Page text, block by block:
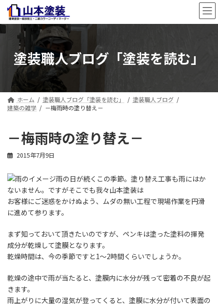
テ
ン
プ
ゲ
ー
動
塗装職人ブログ「塗装を読む」
ホーム 塗装職人ブログ「塗装を読む」
塗装職人ブログ
建築の雑学
－梅雨時の塗り替え－
－梅雨時の塗り替え－
2015年7月9日
雨の日が続くこの季節。塗り替え工事も雨にはか
ないません。 ですがそこでも我々山本塗装は
お客様にご迷惑をかけぬよう、 ムダの無い工程で現場作業を円滑
に進めて参ります。
まず知っておいて頂きたいのですが、 ペンキは塗った塗料の揮発
成分が乾燥して塗膜となります。
乾燥時間は、今の季節ですと1～2時間くらいでしょうか。
乾燥の途中で雨が当たると、 塗膜内に水分が残って密着の不良が起
きます。
雨上がりに大量の湿気が登ってくると、 塗膜に水分が付いて表面の